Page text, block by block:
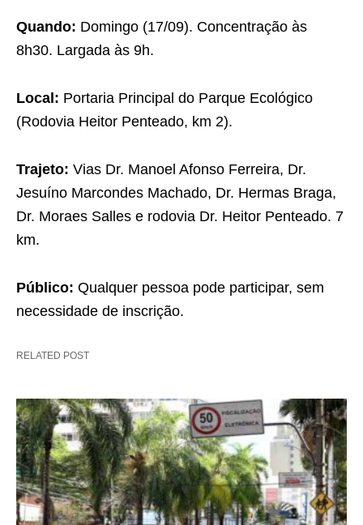
Quando: Domingo (17/09). Concentração às
8h30. Largada às 9h.
Local: Portaria Principal do Parque Ecológico
(Rodovia Heitor Penteado, km 2).
Trajeto: Vias Dr. Manoel Afonso Ferreira, Dr.
Jesuíno Marcondes Machado, Dr. Hermas Braga,
Dr. Moraes Salles e rodovia Dr. Heitor Penteado. 7
km.
Público: Qualquer pessoa pode participar, sem
necessidade de inscrição.
RELATED POST